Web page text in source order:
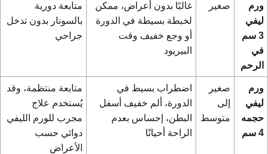
ورم
ليفي
3 سم
في
الرحم
صغير
غالبًا بدون أعراض، ممكن
لخبطة بسيطة في الدورة
أو وجع خفيف وقت
البيريود
متابعة دورية
بالسونار بدون تدخل
جراحي
ورم
ليفي
حجمه
4 سم
صغير
إلى
متوسط
اضطراب بسيط في
الدورة، ألم خفيف أسفل
البطن، إحساس بعدم
الراحة أحيانًا
متابعة منتظمة، وقد
يُستخدم علاج
مجرب للورم الليفي
دوائي حسب
الأعراض